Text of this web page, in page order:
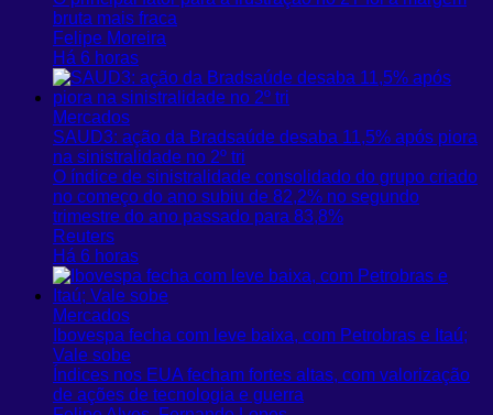
bruta mais fraca
Felipe Moreira
Há 6 horas
Mercados
SAUD3: ação da Bradsaúde desaba 11,5% após piora
na sinistralidade no 2º tri
O índice de sinistralidade consolidado do grupo criado
no começo do ano subiu de 82,2% no segundo
trimestre do ano passado para 83,8%
Reuters
Há 6 horas
Mercados
Ibovespa fecha com leve baixa, com Petrobras e Itaú;
Vale sobe
Índices nos EUA fecham fortes altas, com valorização
de ações de tecnologia e guerra